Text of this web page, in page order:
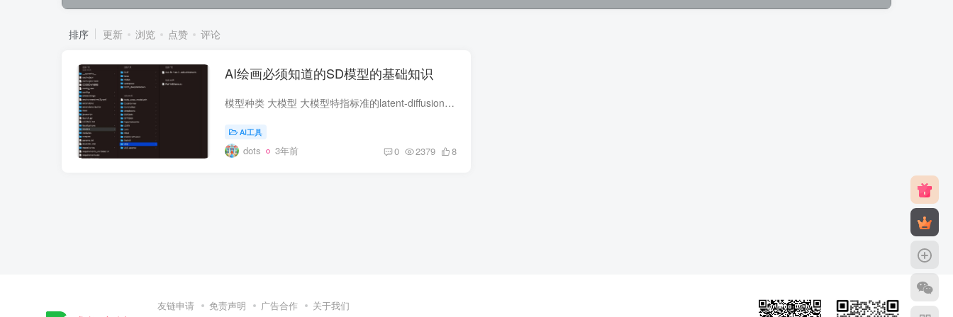
排序 更新 浏览 点赞 评论
AI绘画必须知道的SD模型的基础知识
模型种类 大模型 大模型特指标准的latent-diffusion模型。拥有完整的TextEncoder、U-Net、VAE。 由于想要训练一个大模型非常困难，需要极高的显卡算力，所以更多的人选择去训练小型模型。 CKPT ...
AI工具
dots 3年前 0 2379 8
友链申请 免责声明 广告合作 关于我们